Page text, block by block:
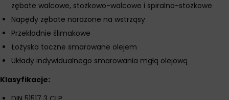
zębate walcowe, stożkowo-walcowe i spiralno-stożkowe
Napędy zębate narażone na wstrząsy
Przekładnie ślimakowe
Łożyska toczne smarowane olejem
Układy indywidualnego smarowania mgłą olejową
Klasyfikacje: